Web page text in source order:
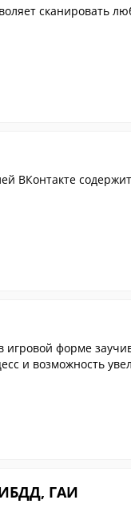
сканировать
ВКонтакте
форме
и возможность
ГАИ